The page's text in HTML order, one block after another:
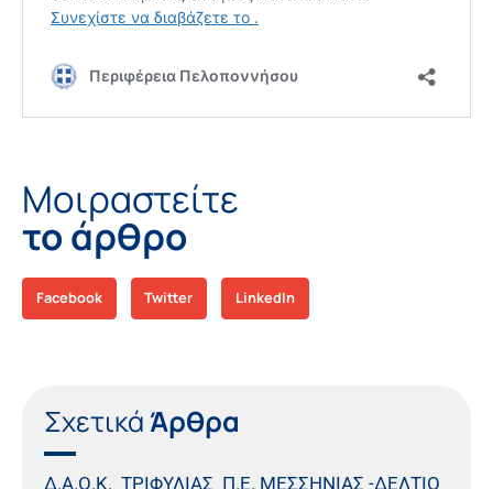
Μοιραστείτε
το άρθρο
Facebook Twitter LinkedIn
Σχετικά Άρθρα
Δ.Α.Ο.Κ. ΤΡΙΦΥΛΙΑΣ Π.Ε. ΜΕΣΣΗΝΙΑΣ -ΔΕΛΤΙΟ